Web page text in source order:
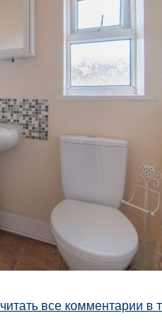
читать все комментарии